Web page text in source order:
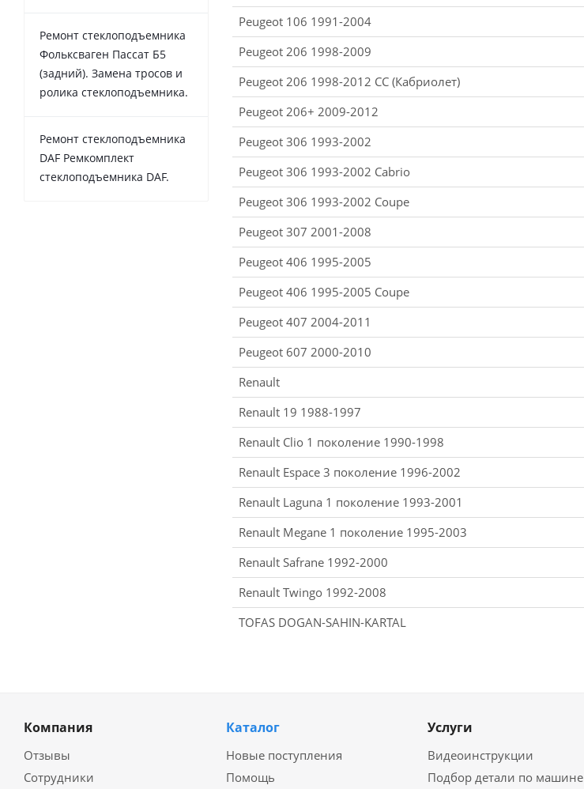
Ремонт стеклоподъемника
Фольксваген Пассат Б5
(задний). Замена тросов и
ролика стеклоподъемника.
Ремонт стеклоподъемника
DAF Ремкомплект
стеклоподъемника DAF.
Peugeot 106 1991-2004
Peugeot 206 1998-2009
Peugeot 206 1998-2012 CC (Кабриолет)
Peugeot 206+ 2009-2012
Peugeot 306 1993-2002
Peugeot 306 1993-2002 Cabrio
Peugeot 306 1993-2002 Coupe
Peugeot 307 2001-2008
Peugeot 406 1995-2005
Peugeot 406 1995-2005 Coupe
Peugeot 407 2004-2011
Peugeot 607 2000-2010
Renault
Renault 19 1988-1997
Renault Clio 1 поколение 1990-1998
Renault Espace 3 поколение 1996-2002
Renault Laguna 1 поколение 1993-2001
Renault Megane 1 поколение 1995-2003
Renault Safrane 1992-2000
Renault Twingo 1992-2008
TOFAS DOGAN-SAHIN-KARTAL
Компания
Отзывы
Сотрудники
Каталог
Новые поступления
Помощь
Услуги
Видеоинструкции
Подбор детали по машине